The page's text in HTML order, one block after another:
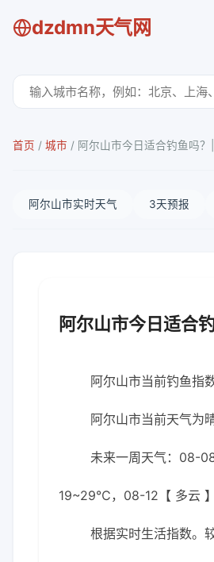
dzdmn天气网
首页 / 城市 / 阿尔山市今日适合钓鱼吗
阿尔山市实时天气 3天预报
阿尔山市今日适合
阿尔山市当前钓鱼指
阿尔山市当前天气为
未来一周天气：08-
19~29℃，08-12【 多云
根据实时生活指数。